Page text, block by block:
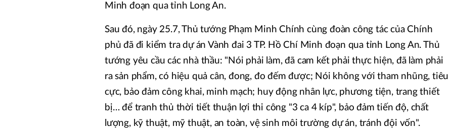
Minh đoạn qua tỉnh Long An.
Sau đó, ngày 25.7, Thủ tướng Phạm Minh Chính cùng đoàn công tác của Chính
phủ đã đi kiểm tra dự án Vành đai 3 TP. Hồ Chí Minh đoạn qua tỉnh Long An. Thủ
tướng yêu cầu các nhà thầu: "Nói phải làm, đã cam kết phải thực hiện, đã làm phải
ra sản phẩm, có hiệu quả cân, đong, đo đếm được; Nói không với tham nhũng, tiêu
cực, bảo đảm công khai, minh mạch; huy động nhân lực, phương tiện, trang thiết
bị… để tranh thủ thời tiết thuận lợi thi công "3 ca 4 kíp", bảo đảm tiến độ, chất
lượng, kỹ thuật, mỹ thuật, an toàn, vệ sinh môi trường dự án, tránh đội vốn".